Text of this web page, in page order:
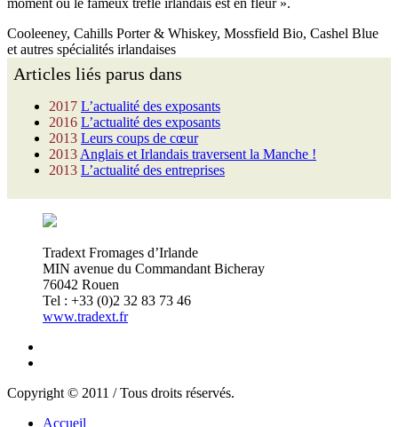
moment où le fameux trèfle irlandais est en fleur ».
Cooleeney, Cahills Porter & Whiskey, Mossfield Bio, Cashel Blue
et autres spécialités irlandaises
Articles liés parus dans
2017 L’actualité des exposants
2016 L’actualité des exposants
2013 Leurs coups de cœur
2013Anglais et Irlandais traversent la Manche !
2013 L’actualité des entreprises
Tradext Fromages d’Irlande
MIN avenue du Commandant Bicheray
76042 Rouen
Tel : +33 (0)2 32 83 73 46
www.tradext.fr
Copyright © 2011 / Tous droits réservés.
Accueil